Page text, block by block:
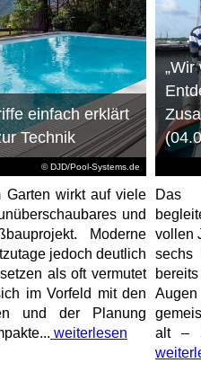
© DJD/Pool-Systems.de
einfach erklärt
Technik
wirkt auf viele
und
Moderne
jedoch deutlich
als oft vermutet
im Vorfeld mit den
und der Planung
weiterlesen
Das
vollen
sechs
alt –